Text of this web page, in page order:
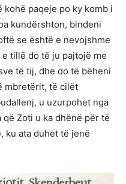
paqeje po ky komb i
kundërshton, bindeni
se është e nevojshme
tillë do të ju pajtojë me
të tij, dhe do të bëheni
mbretërit, të cilët
u uzurpohet nga
Zoti u ka dhënë për të
ku ata duhet të jenë